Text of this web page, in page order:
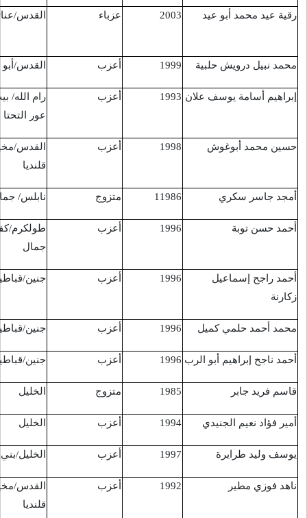
عزباء القدس/عناتا
مدخل مستوطنة
23/1/2016
أعزب القدس/أبو ديس 23/1/2016
أعزب
رام الله/ بيت
مستوطنة بيت
25/1/2016
أعزب
القدس/مخيم
مستوطنة بيت
25/1/2016
متزوج نابلس/ جماعين حاجز "بيت ايل". 31/1/2016
أعزب
طولكرم/كفر
قرب مستوطنة
1/2/2016
أعزب جنين/قباطية القدس/باب العمود 3/2/2016
أعزب جنين/قباطية القدس/باب العمود 3/2/2016
أعزب جنين/قباطية القدس/باب العمود 3/2/2016
متزوج الخليل/ البقعة 14/3/2016
أعزب الخليل الخليل/ البقعة 14/3/2016
أعزب الخليل/بني نعيم الخليل/ البقعة 14/3/2016
أعزب
القدس/مخيم
مستشفى هداسا
15/3/2016